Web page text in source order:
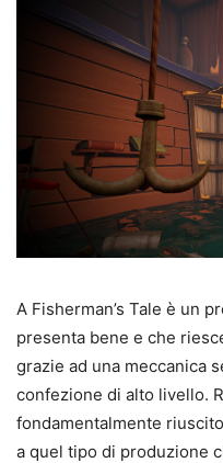
A Fisherman’s Tale è un
presenta bene e che
grazie ad una meccanica
confezione di alto livello.
fondamentalmente
a quel tipo di produzione